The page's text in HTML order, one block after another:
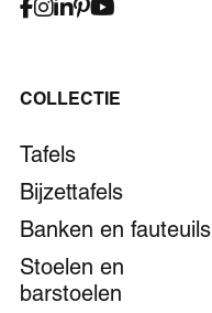
COLLECTIE
Tafels
Bijzettafels
Banken en fauteuils
Stoelen en
barstoelen